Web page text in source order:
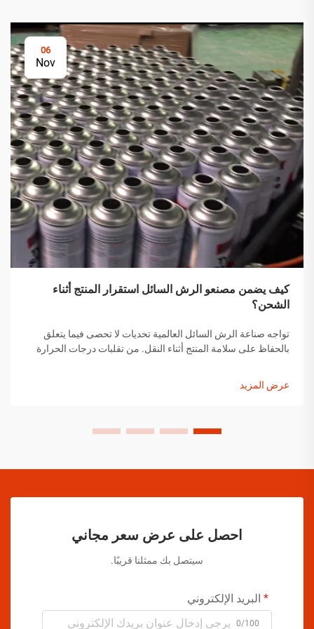
06
Nov
كيف يضمن مصنعو الرش السائل استقرار المنتج أثناء
الشحن؟
تواجه صناعة الرش السائل العالمية تحديات لا تحصى فيما يتعلق
بالحفاظ على سلامة المنتج أثناء النقل. من تقلبات درجات الحرارة
عرض المزيد
احصل على عرض سعر مجاني
سيتصل بك ممثلنا قريبًا.
البريد الإلكتروني
0/100